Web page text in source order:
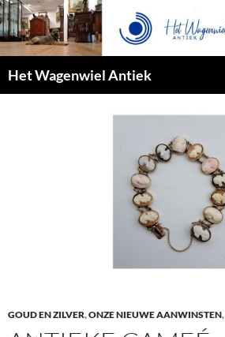
Het Wagenwiel Antiek
GOUD EN ZILVER,ONZE NIEUWE AANWINSTEN,